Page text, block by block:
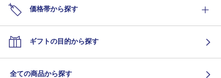
価格帯から探す
ギフトの目的から探す
全ての商品から探す